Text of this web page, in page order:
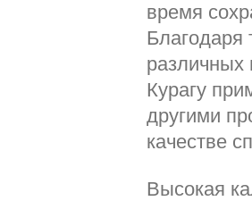
время
Благодаря
различных
Курагу
другими
качестве
Высокая